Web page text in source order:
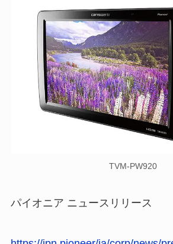
TVM-PW920
パイオニア ニュースリリース